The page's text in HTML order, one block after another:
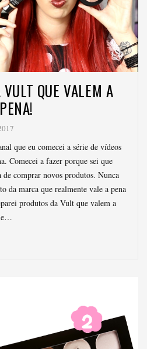
QUE VALEM A
PENA!
que eu comecei a série de vídeos
Comecei a fazer porque sei que
comprar novos produtos. Nunca
da marca que realmente vale a pena
produtos da Vult que valem a